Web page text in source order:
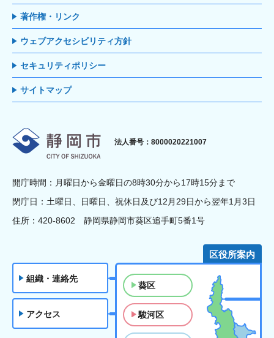
著作権・リンク
ウェブアクセシビリティ方針
セキュリティポリシー
サイトマップ
静岡市
法人番号：8000020221007
開庁時間：月曜日から金曜日の8時30分から17時15分まで
閉庁日：土曜日、日曜日、祝休日及び12月29日から翌年1月3日
住所：420-8602 静岡県静岡市葵区追手町5番1号
組織・連絡先
アクセス
区役所案内
葵区
駿河区